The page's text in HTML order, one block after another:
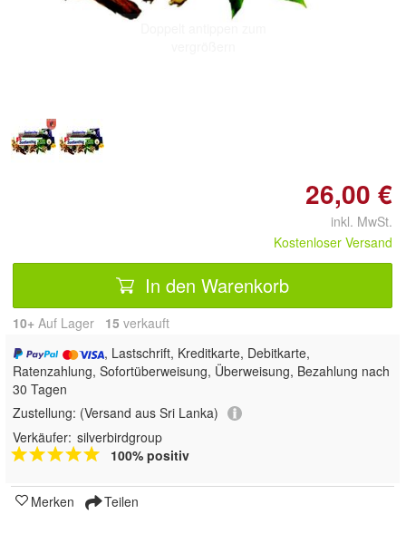
26,00 €
inkl. MwSt.
Kostenloser Versand
In den Warenkorb
10+ Auf Lager 15 verkauft
, Lastschrift, Kreditkarte, Debitkarte,
Ratenzahlung, Sofortüberweisung, Überweisung, Bezahlung nach
30 Tagen
Zustellung: (Versand aus Sri Lanka)
Verkäufer: silverbirdgroup
100% positiv
Merken Teilen